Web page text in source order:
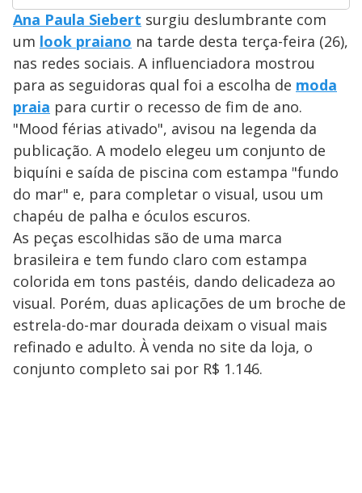
Ana Paula Siebert surgiu deslumbrante com
um look praiano na tarde desta terça-feira (26),
nas redes sociais. A influenciadora mostrou
para as seguidoras qual foi a escolha de moda
praia para curtir o recesso de fim de ano.
"Mood férias ativado", avisou na legenda da
publicação. A modelo elegeu um conjunto de
biquíni e saída de piscina com estampa "fundo
do mar" e, para completar o visual, usou um
chapéu de palha e óculos escuros.
As peças escolhidas são de uma marca
brasileira e tem fundo claro com estampa
colorida em tons pastéis, dando delicadeza ao
visual. Porém, duas aplicações de um broche de
estrela-do-mar dourada deixam o visual mais
refinado e adulto. À venda no site da loja, o
conjunto completo sai por R$ 1.146.